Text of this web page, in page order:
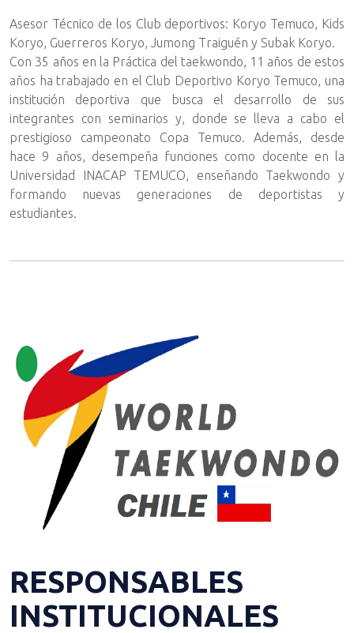
Asesor Técnico de los Club deportivos: Koryo Temuco, Kids
Koryo, Guerreros Koryo, Jumong Traiguén y Subak Koryo.
Con 35 años en la Práctica del taekwondo, 11 años de estos
años ha trabajado en el Club Deportivo Koryo Temuco, una
institución deportiva que busca el desarrollo de sus
integrantes con seminarios y, donde se lleva a cabo el
prestigioso campeonato Copa Temuco. Además, desde
hace 9 años, desempeña funciones como docente en la
Universidad INACAP TEMUCO, enseñando Taekwondo y
formando nuevas generaciones de deportistas y
estudiantes.
RESPONSABLES
INSTITUCIONALES